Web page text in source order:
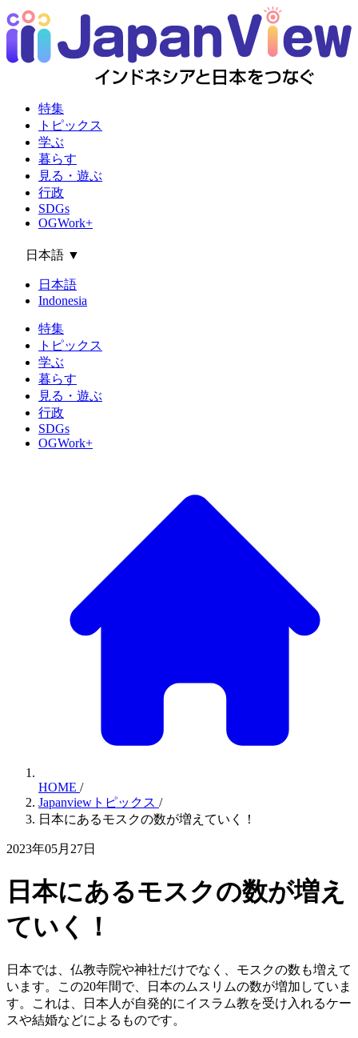
特集
トピックス
学ぶ
暮らす
見る・遊ぶ
行政
SDGs
OGWork+
日本語 ▼
日本語
Indonesia
特集
トピックス
学ぶ
暮らす
見る・遊ぶ
行政
SDGs
OGWork+
HOME /
Japanviewトピックス /
日本にあるモスクの数が増えていく！
2023年05月27日
日本にあるモスクの数が増え
ていく！
日本では、仏教寺院や神社だけでなく、モスクの数も増えて
います。この20年間で、日本のムスリムの数が増加していま
す。これは、日本人が自発的にイスラム教を受け入れるケー
スや結婚などによるものです。